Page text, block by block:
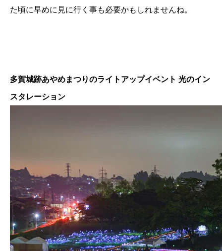
た頃に早めに見に行く事も必要かもしれませんね。
多賀城跡あやめまつりのライトアップイベント 光のイン
スタレーション